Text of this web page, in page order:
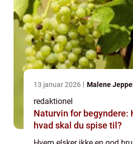
13 januar 2026 Malene
redaktionel
Naturvin for begyndere:
hvad skal du spise til?